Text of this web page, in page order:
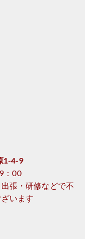
1-4-9
：00
張・研修などで不
います